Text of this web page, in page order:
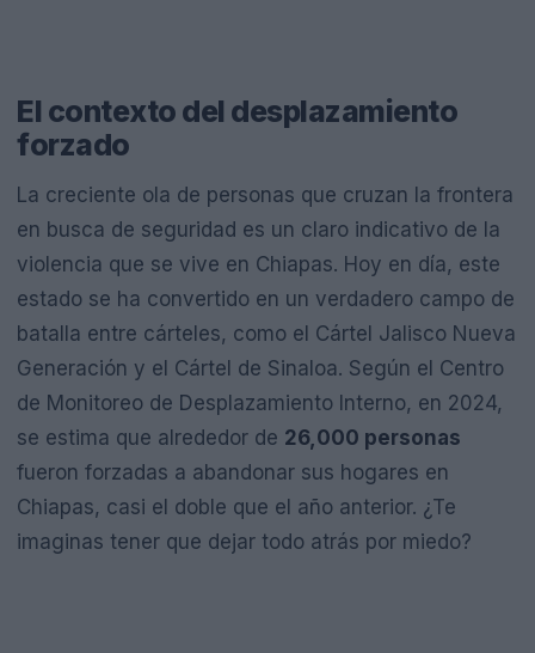
El contexto del desplazamiento
forzado
La creciente ola de personas que cruzan la frontera
en busca de seguridad es un claro indicativo de la
violencia que se vive en Chiapas. Hoy en día, este
estado se ha convertido en un verdadero campo de
batalla entre cárteles, como el Cártel Jalisco Nueva
Generación y el Cártel de Sinaloa. Según el Centro
de Monitoreo de Desplazamiento Interno, en 2024,
se estima que alrededor de 26,000 personas
fueron forzadas a abandonar sus hogares en
Chiapas, casi el doble que el año anterior. ¿Te
imaginas tener que dejar todo atrás por miedo?